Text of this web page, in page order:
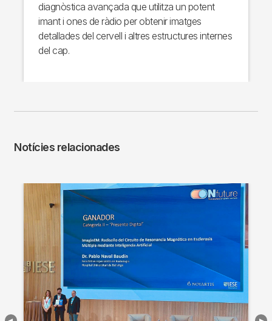
diagnòstica avançada que utilitza un potent
imant i ones de ràdio per obtenir imatges
detallades del cervell i altres estructures internes
del cap.
Notícies relacionades